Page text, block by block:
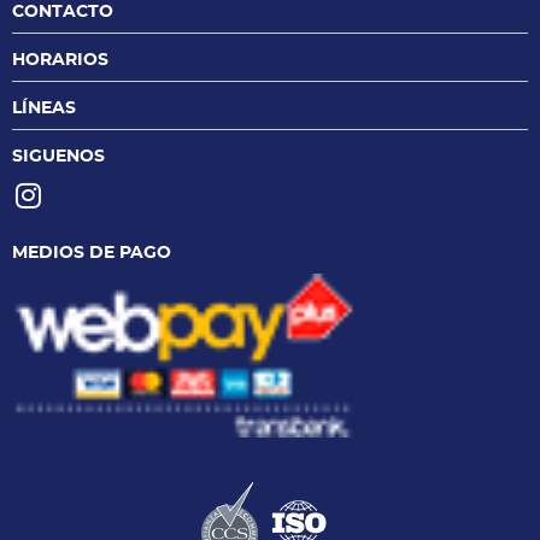
CONTACTO
HORARIOS
LÍNEAS
SIGUENOS
MEDIOS DE PAGO